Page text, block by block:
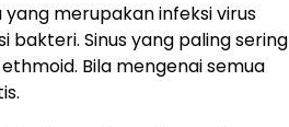
merupakan infeksi virus
bakteri. Sinus yang paling sering
Bila mengenai semua